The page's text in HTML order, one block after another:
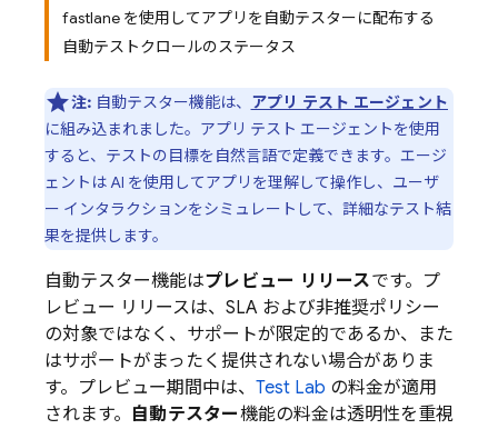
fastlane を使用してアプリを自動テスターに配布する
自動テストクロールのステータス
注: 自動テスター機能は、 アプリ テスト エージェント
に組み込まれました。アプリ テスト エージェントを使用
すると、テストの目標を自然言語で定義できます。エージ
ェントは AI を使用してアプリを理解して操作し、ユーザ
ー インタラクションをシミュレートして、詳細なテスト結
果を提供します。
自動テスター機能はプレビュー リリースです。プ
レビュー リリースは、SLA および非推奨ポリシー
の対象ではなく、サポートが限定的であるか、また
はサポートがまったく提供されない場合がありま
す。プレビュー期間中は、 Test Lab の料金が適用
されます。 自動テスター機能の料金は透明性を重視